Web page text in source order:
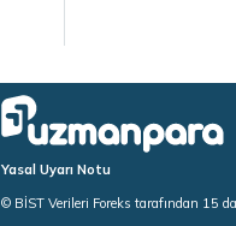
Yasal Uyarı Notu
© BİST Verileri Foreks tarafından 15